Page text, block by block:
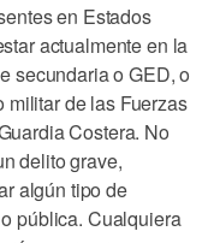
en Estados
actualmente en la
secundaria o GED, o
militar de las Fuerzas
Costera. No
delito grave,
algún tipo de
pública. Cualquiera